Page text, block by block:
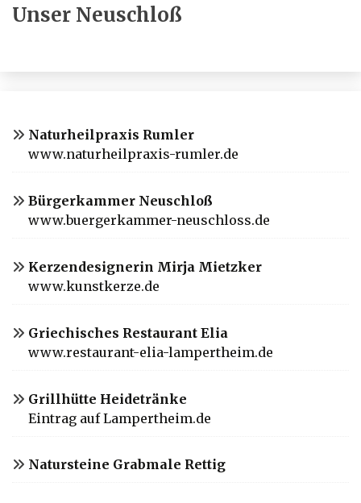
Unser Neuschloß
Naturheilpraxis Rumler
www.naturheilpraxis-rumler.de
Bürgerkammer Neuschloß
www.buergerkammer-neuschloss.de
Kerzendesignerin Mirja Mietzker
www.kunstkerze.de
Griechisches Restaurant Elia
www.restaurant-elia-lampertheim.de
Grillhütte Heidetränke
Eintrag auf Lampertheim.de
Natursteine Grabmale Rettig